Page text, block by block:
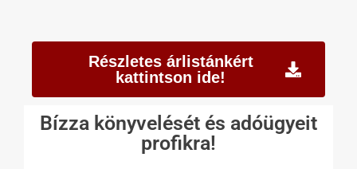
Részletes árlistánkért
kattintson ide!
Bízza könyvelését és adóügyeit
profikra!